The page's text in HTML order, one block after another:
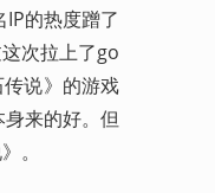
的热度蹭了
次拉上了go
说》的游戏
来的好。但
。